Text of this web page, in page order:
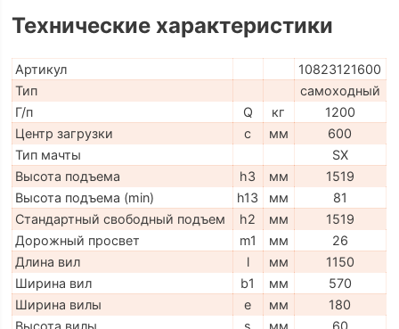
Технические характеристики
Артикул
10823121600
Тип
самоходный
Г/п
Q кг
1200
Центр загрузки
c мм
600
Тип мачты
SX
Высота подъема
h3 мм
1519
Высота подъема (min)
h13 мм
81
Стандартный свободный подъем
h2 мм
1519
Дорожный просвет
m1 мм
26
Длина вил
l мм
1150
Ширина вил
b1 мм
570
Ширина вилы
e мм
180